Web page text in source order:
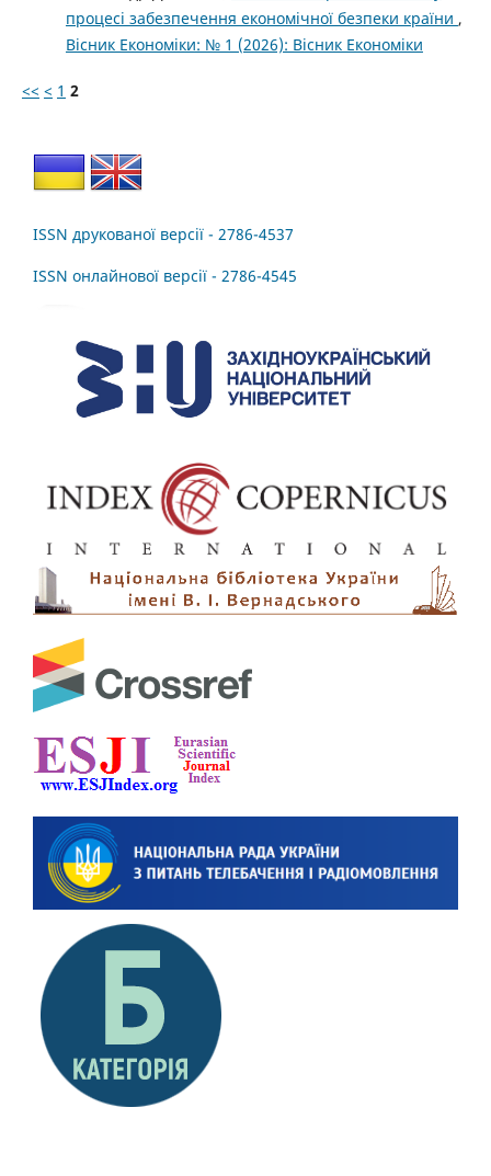
процесі забезпечення економічної безпеки країни ,
Вісник Економіки: № 1 (2026): Вісник Економіки
<< < 1 2
ISSN друкованої версії - 2786-4537
ISSN онлайнової версії - 2786-4545